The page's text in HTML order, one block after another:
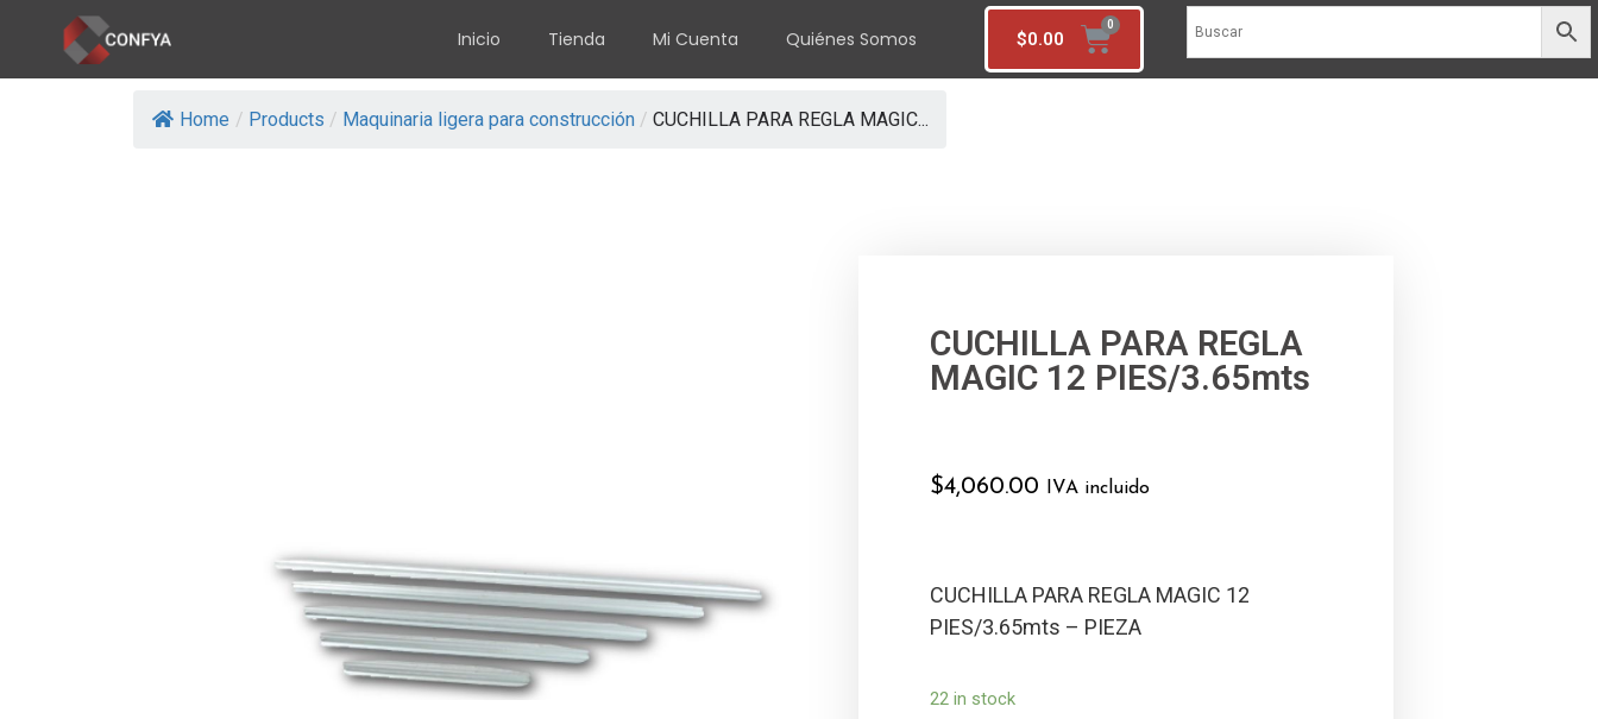
Inicio Tienda Mi Cuenta Quiénes Somos $0.00
Home / Products / Maquinaria ligera para construcción / CUCHILLA PARA REGLA MAGIC...
CUCHILLA PARA REGLA
MAGIC 12 PIES/3.65mts
$4,060.00 IVA incluido
CUCHILLA PARA REGLA MAGIC 12
PIES/3.65mts – PIEZA
22 in stock